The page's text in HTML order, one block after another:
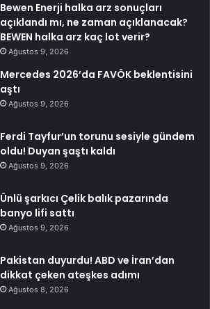
Bewen Enerji halka arz sonuçları
açıklandı mı, ne zaman açıklanacak?
BEWEN halka arz kaç lot verir?
Ağustos 9, 2026
Mercedes 2026’da FAVÖK beklentisini
aştı
Ağustos 9, 2026
Ferdi Tayfur’un torunu sesiyle gündem
oldu! Duyan şaştı kaldı
Ağustos 9, 2026
Ünlü şarkıcı Çelik balık pazarında
banyo lifi sattı
Ağustos 9, 2026
Pakistan duyurdu! ABD ve İran’dan
dikkat çeken ateşkes adımı
Ağustos 8, 2026